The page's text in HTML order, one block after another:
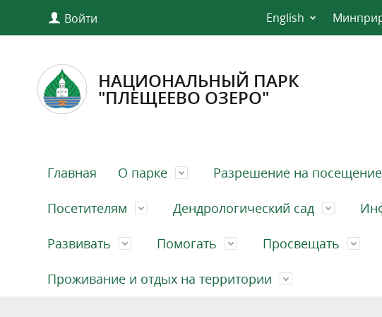
Войти English
НАЦИОНАЛЬНЫЙ ПАРК
"ПЛЕЩЕЕВО ОЗЕРО"
Главная О парке Разрешение на посещение
Посетителям Дендрологический сад
Развивать Помогать Просвещать
Проживание и отдых на территории